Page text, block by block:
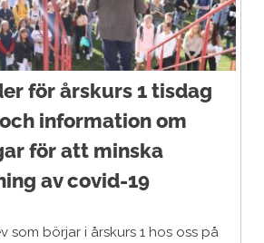
för årskurs 1 tisdag
information om
för att minska
av covid-19
som börjar i årskurs 1 hos oss på